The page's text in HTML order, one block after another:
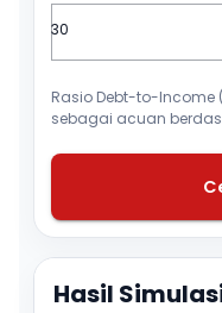
Rasio Debt-to-Income
sebagai acuan
Hasil